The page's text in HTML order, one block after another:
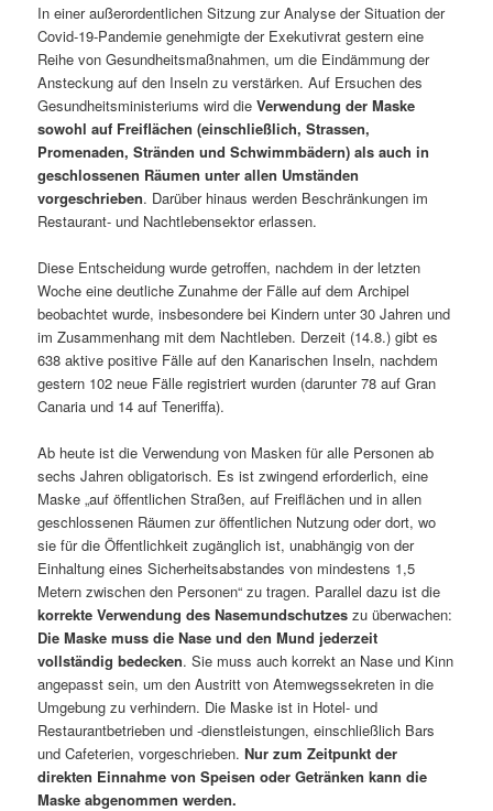
In einer außerordentlichen Sitzung zur Analyse der Situation der
Covid-19-Pandemie genehmigte der Exekutivrat gestern eine
Reihe von Gesundheitsmaßnahmen, um die Eindämmung der
Ansteckung auf den Inseln zu verstärken. Auf Ersuchen des
Gesundheitsministeriums wird dieVerwendung der Maske
sowohl auf Freiflächen (einschließlich, Strassen,
Promenaden, Stränden und Schwimmbädern) als auch in
geschlossenen Räumen unter allen Umständen
vorgeschrieben. Darüber hinaus werden Beschränkungen im
Restaurant- und Nachtlebensektor erlassen.
Diese Entscheidung wurde getroffen, nachdem in der letzten
Woche eine deutliche Zunahme der Fälle auf dem Archipel
beobachtet wurde, insbesondere bei Kindern unter 30 Jahren und
im Zusammenhang mit dem Nachtleben. Derzeit (14.8.) gibt es
638 aktive positive Fälle auf den Kanarischen Inseln, nachdem
gestern 102 neue Fälle registriert wurden (darunter 78 auf Gran
Canaria und 14 auf Teneriffa).
Ab heute ist die Verwendung von Masken für alle Personen ab
sechs Jahren obligatorisch. Es ist zwingend erforderlich, eine
Maske „auf öffentlichen Straßen, auf Freiflächen und in allen
geschlossenen Räumen zur öffentlichen Nutzung oder dort, wo
sie für die Öffentlichkeit zugänglich ist, unabhängig von der
Einhaltung eines Sicherheitsabstandes von mindestens 1,5
Metern zwischen den Personen“ zu tragen. Parallel dazu ist die
korrekte Verwendung des Nasemundschutzes zu überwachen:
Die Maske muss die Nase und den Mund jederzeit
vollständig bedecken. Sie muss auch korrekt an Nase und Kinn
angepasst sein, um den Austritt von Atemwegssekreten in die
Umgebung zu verhindern. Die Maske ist in Hotel- und
Restaurantbetrieben und -dienstleistungen, einschließlich Bars
und Cafeterien, vorgeschrieben.Nur zum Zeitpunkt der
direkten Einnahme von Speisen oder Getränken kann die
Maske abgenommen werden.